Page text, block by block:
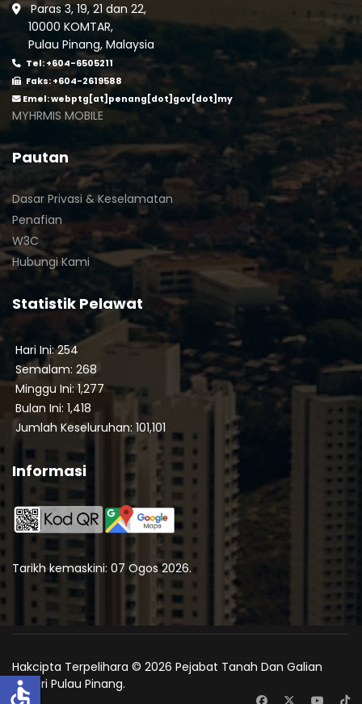
Paras 3, 19, 21 dan 22,
10000 KOMTAR,
Pulau Pinang, Malaysia
Tel: +604-6505211
Faks: +604-2619588
Emel:webptg[at]penang[dot]gov[dot]my
MYHRMIS MOBILE
Pautan
Dasar Privasi & Keselamatan
Penafian
W3C
Hubungi Kami
Statistik Pelawat
Hari Ini: 254
Semalam: 268
Minggu Ini: 1,277
Bulan Ini: 1,418
Jumlah Keseluruhan: 101,101
Informasi
Tarikh kemaskini: 07 Ogos 2026.
Hakcipta Terpelihara © 2026 Pejabat Tanah Dan Galian
Negeri Pulau Pinang.
accessible